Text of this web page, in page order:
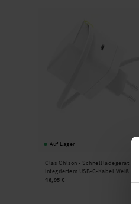
Auf Lager
Clas Ohlson - Schnellladegerät
integriertem USB-C-Kabel Weiß
46,95 €